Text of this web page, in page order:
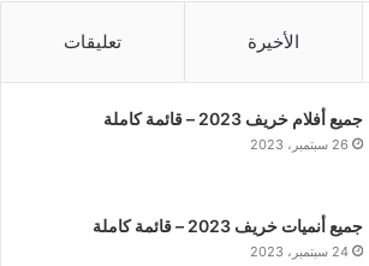
الأخيرة تعليقات
جميع أفلام خريف 2023 – قائمة كاملة
26 سبتمبر، 2023
جميع أنميات خريف 2023 – قائمة كاملة
24 سبتمبر، 2023